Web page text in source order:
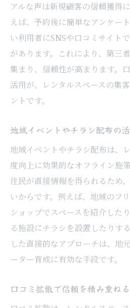
アルな声は新規顧客の信頼獲得
えば、予約後に簡単なアンケー
い利用者にSNSや口コミサイト
があります。これにより、第三
集まり、信頼性が高まります。
活用が、レンタルスペースの集
ントです。
地域イベントやチラシ配布の
地域イベントやチラシ配布は、
度向上に効果的なオフライン施
住民が直接情報を得られるため
いからです。例えば、地域のフ
ショップでスペースを紹介した
る施設にチラシを設置したりす
した直接的なアプローチは、地
ーター育成に有効な手段です。
口コミ拡散で信頼を積み重ね